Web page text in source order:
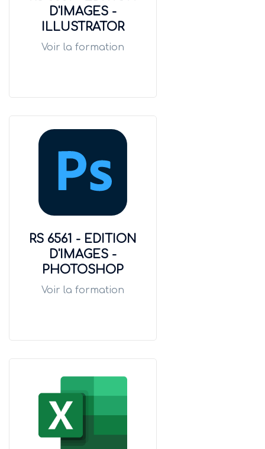
D'IMAGES -
ILLUSTRATOR
Voir la formation
RS 6561 - EDITION
D'IMAGES -
PHOTOSHOP
Voir la formation